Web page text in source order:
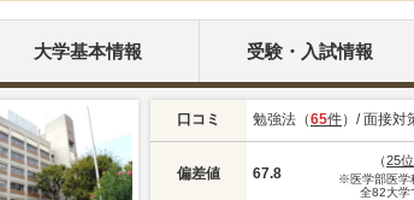
大学基本情報 受験・入試情報
口コミ 勉強法（65件）/ 面接対
偏差値 67.8
（25
※医学部医学
全82大学